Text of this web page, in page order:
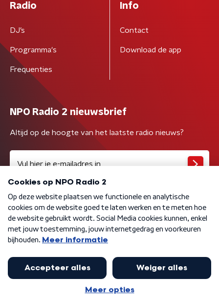
Radio
DJ’s
Programma's
Frequenties
Info
Contact
Download de app
NPO Radio 2 nieuwsbrief
Altijd op de hoogte van het laatste radio nieuws?
Algemene voorwaarden